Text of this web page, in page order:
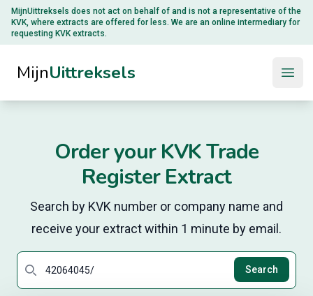
MijnUittreksels does not act on behalf of and is not a representative of the
KVK, where extracts are offered for less. We are an online intermediary for
requesting KVK extracts.
MijnUittreksels
Order your KVK Trade
Register Extract
Search by KVK number or company name and
receive your extract within 1 minute by email.
Search